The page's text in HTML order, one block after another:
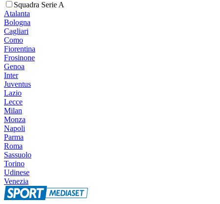
Squadra Serie A
Atalanta
Bologna
Cagliari
Como
Fiorentina
Frosinone
Genoa
Inter
Juventus
Lazio
Lecce
Milan
Monza
Napoli
Parma
Roma
Sassuolo
Torino
Udinese
Venezia